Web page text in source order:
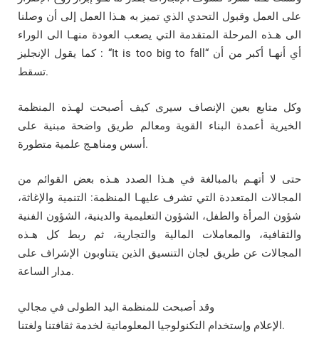
على العمل وقبول التحدي الذي تميز به هـذا العمل إلى أن وصلنا
الى هـذه المرحلة المتقدمة التي يصعب العودة منهـا الى الوراء
كما يقول الإنجليز : “It is too big to fall“ أي أنهـا أكبر من أن
تسقط.
وكل متابع بعين الإنصاف سيرى كيف أصبحت لهـذه المنظمة
الخيرية أعمدة البناء القوية ومعالم طريق واضحة مبنية على
أسس ومناهـج علمية متطورة.
حتى لا أتهـم بالمبالغة في هـذا الصدد هـذه بعض القوائم من
المجالات المتعددة التي تشرف عليهـا المنظمة: التنمية والإغاثة،
شؤون المرأة والطفل، الشؤون التعليمية والدينية، الشؤون الفنية
والثقافية، والمعاملات المالية والتجارية، ثم ربط كل هـذه
المجالات عن طريق لجان التنسيق الذين يتناوبون الإشراف على
مدار الساعة.
وقد أصبحت للمنظمة اليد الطولى في مجالي
الإعلام وإستخدام التكنولوجيا المعلوماتية لخدمة ثقافتنا ولغتنا.